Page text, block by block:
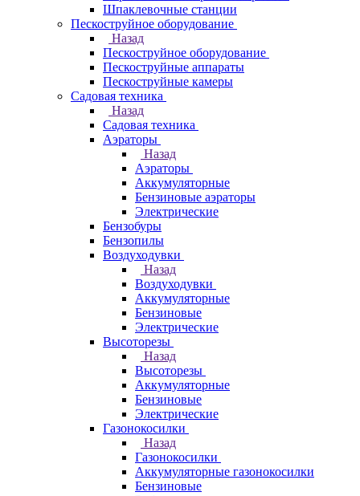
Шпаклевочные станции
Пескоструйное оборудование
Назад
Пескоструйное оборудование
Пескоструйные аппараты
Пескоструйные камеры
Садовая техника
Назад
Садовая техника
Аэраторы
Назад
Аэраторы
Аккумуляторные
Бензиновые аэраторы
Электрические
Бензобуры
Бензопилы
Воздуходувки
Назад
Воздуходувки
Аккумуляторные
Бензиновые
Электрические
Высоторезы
Назад
Высоторезы
Аккумуляторные
Бензиновые
Электрические
Газонокосилки
Назад
Газонокосилки
Аккумуляторные газонокосилки
Бензиновые